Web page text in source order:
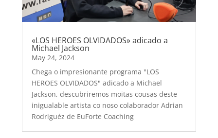
«LOS HEROES OLVIDADOS» adicado a
Michael Jackson
May 24, 2024
Chega o impresionante programa "LOS
HEROES OLVIDADOS" adicado a Michael
Jackson, descubriremos moitas cousas deste
inigualable artista co noso colaborador Adrian
Rodriguéz de EuForte Coaching